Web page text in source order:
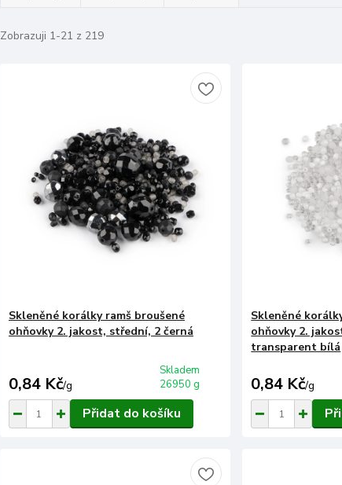
Zobrazuji 1-21 z 219
Skleněné korálky ramš broušené
ohňovky 2. jakost, střední, 2 černá
0,84 Kč/g
Skladem
26950 g
Přidat do košíku
Skleněné
ohňovky 2.
transparent bílá
0,84 Kč/g